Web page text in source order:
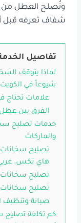
ونُصلح العطل من
شفاف تعرفه قبل
تفاصيل
لماذا يتوقف
شيوعاً في الكويت
علامات تحتاج
الفرق بين
خدمات تصليح
والماركات
تصليح سخانات
هاي تكس،
تصليح سخانات
تصليح سخانات
صيانة وتنظيف
كم تكلفة تصليح